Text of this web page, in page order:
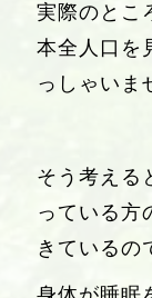
実際のとこ
本全人口を
っしゃいま
そう考える
っている方
きているの